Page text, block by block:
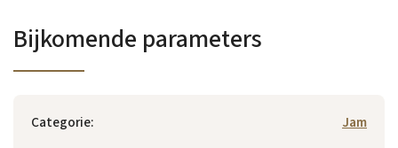
Bijkomende parameters
Categorie:
Jam